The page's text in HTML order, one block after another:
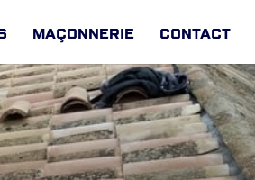
Maçonnerie Contact